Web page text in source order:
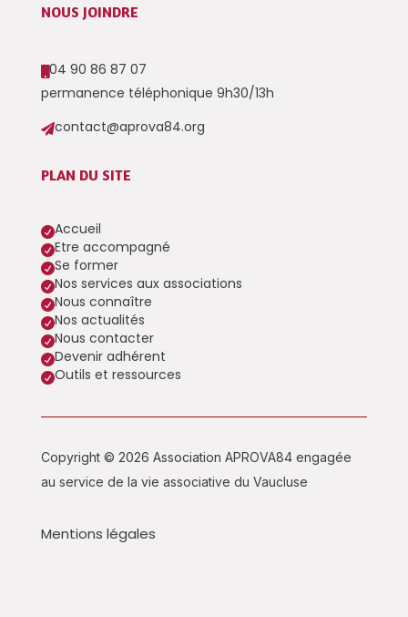
NOUS JOINDRE
04 90 86 87 07
permanence téléphonique 9h30/13h
contact@aprova84.org
PLAN DU SITE
Accueil
Etre accompagné
Se former
Nos services aux associations
Nous connaître
Nos actualités
Nous contacter
Devenir adhérent
Outils et ressources
Copyright © 2026 Association APROVA84 engagée
au service de la vie associative du Vaucluse
Mentions légales